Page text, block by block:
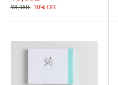
¥8,360 30% OFF